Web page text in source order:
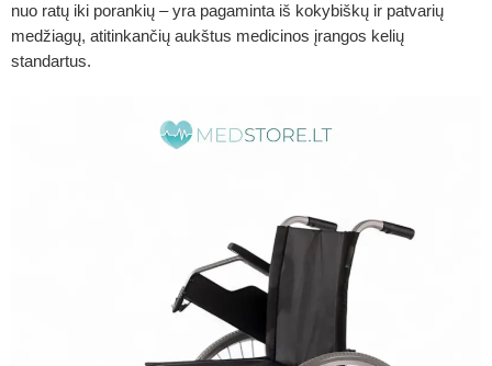
nuo ​​ratų iki porankių – yra pagaminta iš kokybiškų ir patvarių
medžiagų, atitinkančių aukštus medicinos įrangos kelių
standartus.